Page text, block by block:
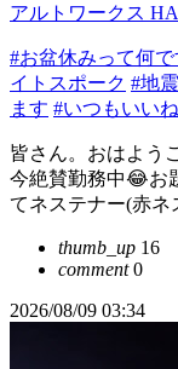
アルトワークス
#お盆休みって何で
イトスポーク #地
ます #いつもいい
皆さん。おはよう
今絶賛勤務中😂お
てネステナー(赤ネ
thumb_up 16
comment0
2026/08/09 03:34